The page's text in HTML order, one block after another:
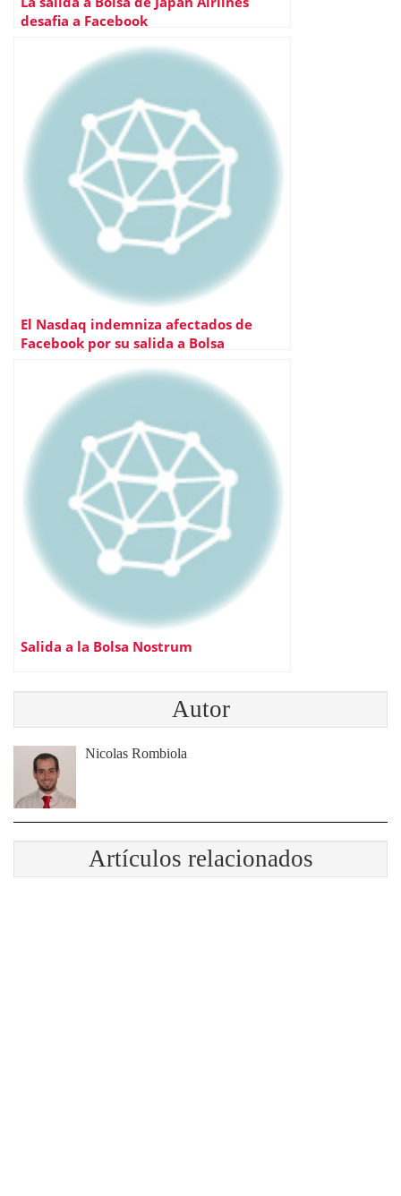
desafia a Facebook
El Nasdaq indemniza afectados de
Facebook por su salida a Bolsa
Salida a la Bolsa Nostrum
Autor
Nicolas Rombiola
Artículos relacionados